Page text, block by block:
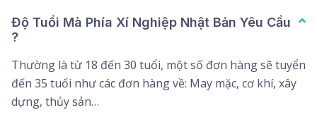
Độ Tuổi Mà Phía Xí Nghiệp Nhật Bản Yêu Cầu
?
Thường là từ 18 đến 30 tuổi, một số đơn hàng sẽ tuyển
đến 35 tuổi như các đơn hàng về: May mặc, cơ khí, xây
dựng, thủy sản…